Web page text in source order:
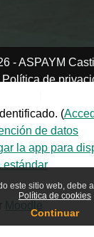
este sitio web, debe
Política de cookies
Continuar
- ASPAYM
Política de
(
de datos
la app para
estándar
Moodle